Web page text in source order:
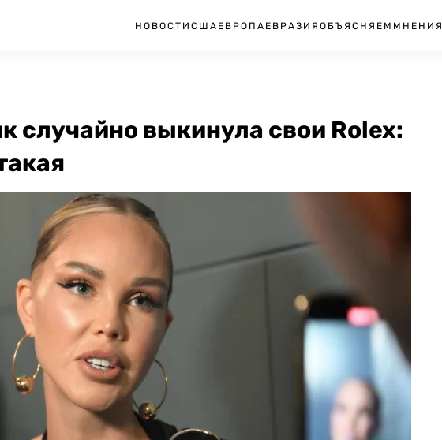
НОВОСТИ США ЕВРОПА ЕВРАЗИЯ ОБЪЯСНЯЕМ МНЕНИЯ
случайно выкинула свои Rolex: